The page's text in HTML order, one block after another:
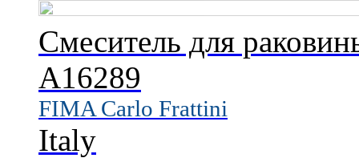
Смеситель для
A16289
FIMA Carlo Frattini
Italy